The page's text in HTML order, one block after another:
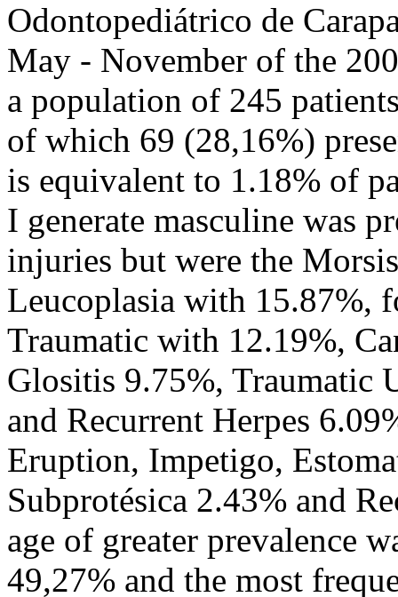
Odontopediátrico de
May - November of the
a population of 245
of which 69 (28,16%)
is equivalent to 1.18% of
I generate masculine was
injuries but were the
Leucoplasia with 15.87%,
Traumatic with 12.19%,
Glositis 9.75%, Traumatic
and Recurrent Herpes
Eruption, Impetigo,
Subprotésica 2.43% and
age of greater prevalence
49,27% and the most